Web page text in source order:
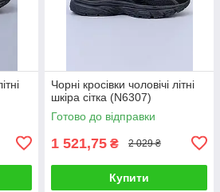
Чорні кросівки чоловічі літні
шкіра сітка (N6307)
Готово до відправки
1 521,75 ₴ 2 029 ₴
Купити